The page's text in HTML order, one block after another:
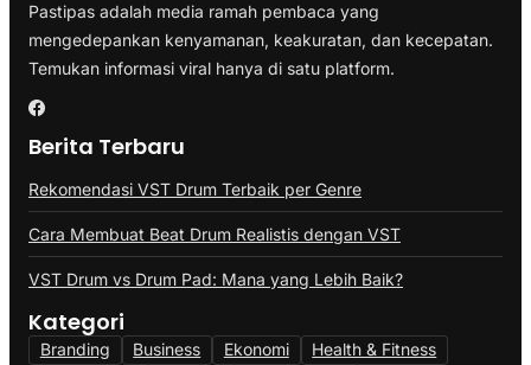
Pastipas adalah media ramah pembaca yang
mengedepankan kenyamanan, keakuratan, dan kecepatan.
Temukan informasi viral hanya di satu platform.
Berita Terbaru
Rekomendasi VST Drum Terbaik per Genre
Cara Membuat Beat Drum Realistis dengan VST
VST Drum vs Drum Pad: Mana yang Lebih Baik?
Kategori
Branding Business Ekonomi
Health & Fitness